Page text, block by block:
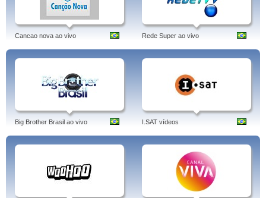
Cancao nova ao vivo Rede Super ao vivo
Big Brother Brasil ao vivo I.SAT vídeos